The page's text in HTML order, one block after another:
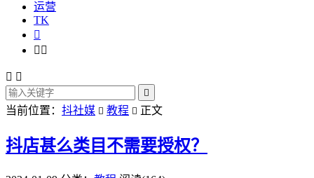
运营
TK

 
 

当前位置： 抖社媒  教程  正文
抖店甚么类目不需要授权？